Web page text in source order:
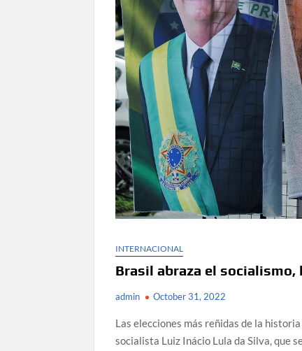
INTERNACIONAL
Brasil abraza el
admin October 31, 2022
Las elecciones más reñidas de la
socialista Luiz Inácio Lula da Silva, que